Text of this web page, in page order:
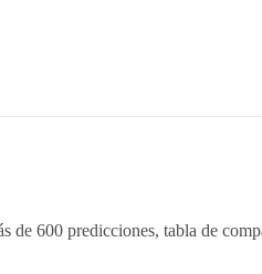
de 600 predicciones, tabla de